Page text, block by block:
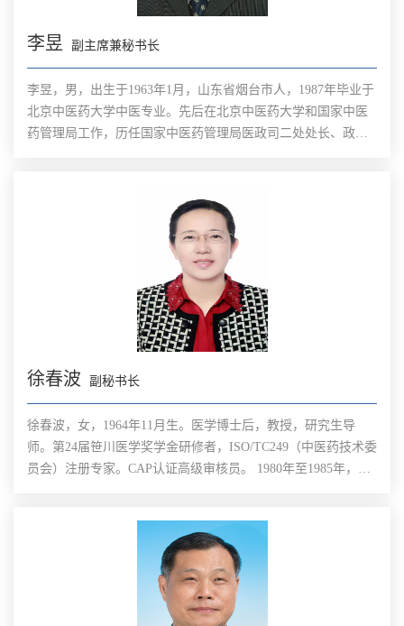
李昱 副主席兼秘书长
李昱，男，出生于1963年1月，山东省烟台市人，1987年毕业于
北京中医药大学中医专业。先后在北京中医药大学和国家中医
药管理局工作，历任国家中医药管理局医政司二处处长、政策
徐春波 副秘书长
徐春波，女，1964年11月生。医学博士后，教授，研究生导
师。第24届笹川医学奖学金研修者，ISO/TC249（中医药技术委
员会）注册专家。CAP认证高级审核员。 1980年至1985年，山
献研究所工作。1993年至1996年，山东中医药大学中医文献学
博士研究生。博士后继续留在中医文献研究所工作。2001年至
2002年，公派赴日本横浜市立大学医学部研修康复医学。2004
年至2006年，中国中医科学院博士后。2006年博士后出站后，
调到世界中医药学会联合会工作。